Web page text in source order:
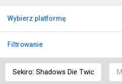
Wybierz platformę
Filtrowanie